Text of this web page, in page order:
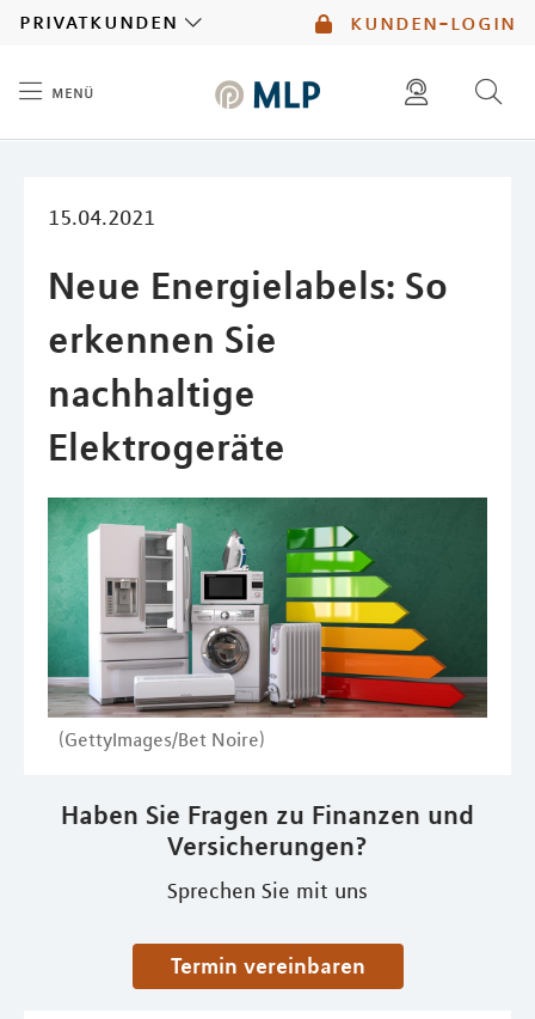
kunden-login
privatkunden
menü
15.04.2021
Neue Energielabels: So
erkennen Sie
nachhaltige
Elektrogeräte
(GettyImages/Bet Noire)
Haben Sie Fragen zu Finanzen und
Versicherungen?
Sprechen Sie mit uns
Termin vereinbaren